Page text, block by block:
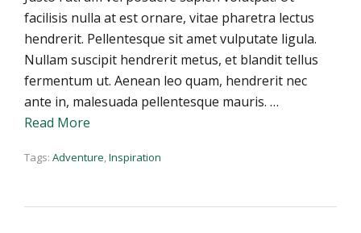
facilisis nulla at est ornare, vitae pharetra lectus
hendrerit. Pellentesque sit amet vulputate ligula.
Nullam suscipit hendrerit metus, et blandit tellus
fermentum ut. Aenean leo quam, hendrerit nec
ante in, malesuada pellentesque mauris. …
Read More
Tags: Adventure,Inspiration